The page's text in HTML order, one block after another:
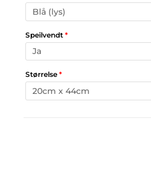
Speilvendt *
Størrelse *